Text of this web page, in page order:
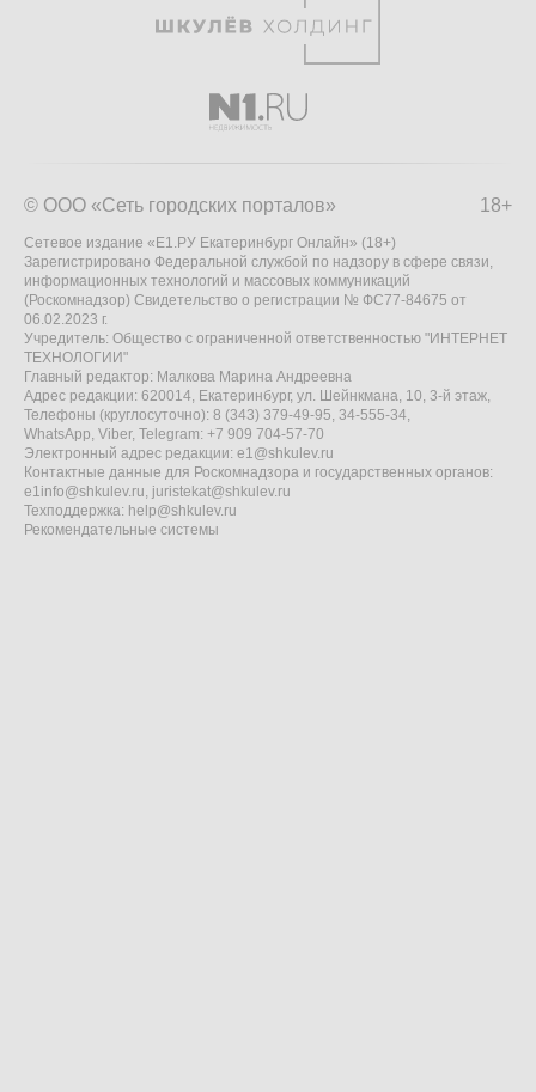
18+
© ООО «Сеть городских порталов»
Сетевое издание «Е1.РУ Екатеринбург Онлайн» (18+)
Зарегистрировано Федеральной службой по надзору в сфере связи,
информационных технологий и массовых коммуникаций
(Роскомнадзор) Свидетельство о регистрации № ФС77-84675 от
06.02.2023 г.
Учредитель: Общество с ограниченной ответственностью "ИНТЕРНЕТ
ТЕХНОЛОГИИ"
Главный редактор: Малкова Марина Андреевна
Адрес редакции: 620014, Екатеринбург, ул. Шейнкмана, 10, 3-й этаж,
Телефоны (круглосуточно): 8 (343) 379-49-95, 34-555-34,
WhatsApp, Viber, Telegram: +7 909 704-57-70
Электронный адрес редакции: e1@shkulev.ru
Контактные данные для Роскомнадзора и государственных органов:
e1info@shkulev.ru, juristekat@shkulev.ru
Техподдержка: help@shkulev.ru
Рекомендательные системы